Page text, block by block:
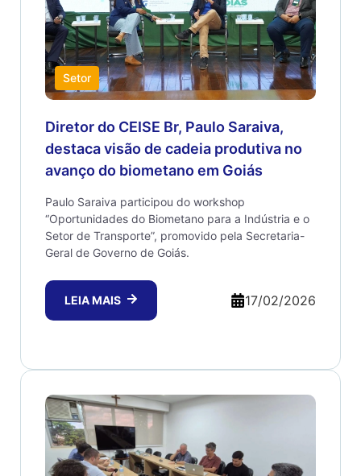
Setor
Diretor do CEISE Br, Paulo Saraiva,
destaca visão de cadeia produtiva no
avanço do biometano em Goiás
Paulo Saraiva participou do workshop
“Oportunidades do Biometano para a Indústria e o
Setor de Transporte”, promovido pela Secretaria-
Geral de Governo de Goiás.
LEIA MAIS 17/02/2026